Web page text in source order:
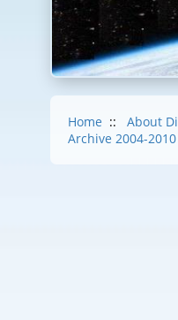
Home :: About
Archive 2004-2010